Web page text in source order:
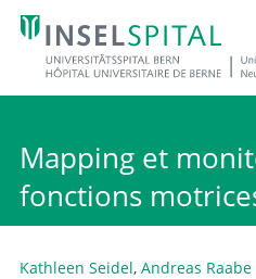
Mapping et
fonctions
Kathleen Seidel, Andreas Raabe